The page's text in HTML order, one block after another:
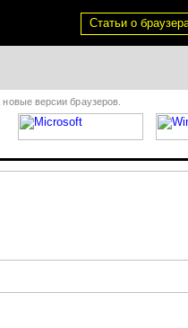
версии браузеров.
Статьи о